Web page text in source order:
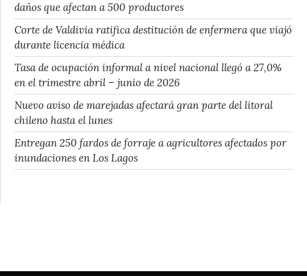
daños que afectan a 500 productores
Corte de Valdivia ratifica destitución de enfermera que viajó
durante licencia médica
Tasa de ocupación informal a nivel nacional llegó a 27,0%
en el trimestre abril – junio de 2026
Nuevo aviso de marejadas afectará gran parte del litoral
chileno hasta el lunes
Entregan 250 fardos de forraje a agricultores afectados por
inundaciones en Los Lagos